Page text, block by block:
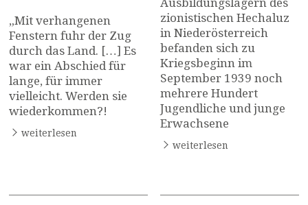
„Mit verhangenen
Fenstern fuhr der Zug
durch das Land. […] Es
war ein Abschied für
lange, für immer
vielleicht. Werden sie
wiederkommen?!
weiterlesen
zionistischen Hechaluz
in Niederösterreich
befanden sich zu
Kriegsbeginn im
September 1939 noch
mehrere Hundert
Jugendliche und junge
Erwachsene
weiterlesen